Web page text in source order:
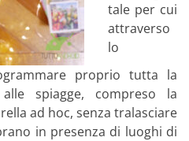
tale per cui
attraverso
lo
proprio tutta la
spiagge, compreso la
ad hoc, senza tralasciare
in presenza di luoghi di